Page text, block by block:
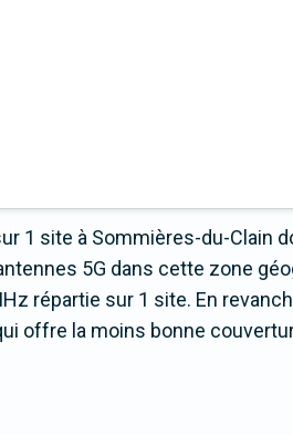
1 site à Sommières-du-Clain
5G dans cette zone
répartie sur 1 site. En
offre la moins bonne